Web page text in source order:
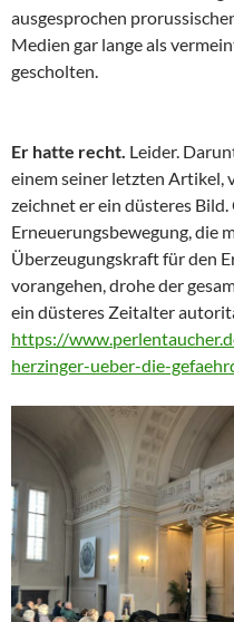
ausgesprochen
Medien gar lange als
gescholten.
Er hatte recht. Leider.
einem seiner letzten Artikel,
zeichnet er ein düsteres
Erneuerungsbewegung, die
Überzeugungskraft für den
vorangehen, drohe der
ein düsteres Zeitalter
https://
herzinger-ueber-die-